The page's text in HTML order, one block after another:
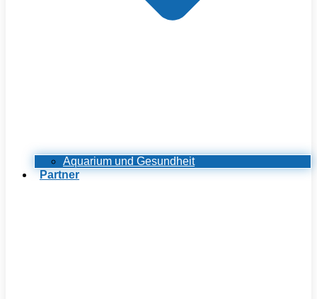
Aquarium und Gesundheit
Partner